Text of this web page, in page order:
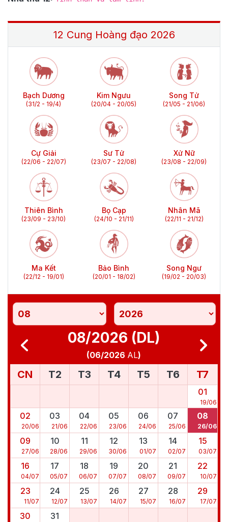
12 Cung Hoàng đạo 2026
Bạch Dương
(31/2 - 19/4)
Kim Ngưu
(20/04 - 20/05)
Song Tử
(21/05 - 21/06)
Cự Giải
(22/06 - 22/07)
Sư Tử
(23/07 - 22/08)
Xử Nữ
(23/08 - 22/09)
Thiên Bình
(23/09 - 23/10)
Bọ Cạp
(24/10 - 21/11)
Nhân Mã
(22/11 - 21/12)
Ma Kết
(22/12 - 19/01)
Bảo Bình
(20/01 - 18/02)
Song Ngư
(19/02 - 20/03)
08/2026 (DL)
(06/2026 AL)
CN T2 T3 T4 T5 T6 T7
01
19/06
02
20/06
03
21/06
04
22/06
05
23/06
06
24/06
07
25/06
08
26/06
09
27/06
10
28/06
11
29/06
12
30/06
13
01/07
14
02/07
15
03/07
16
04/07
17
05/07
18
06/07
19
07/07
20
08/07
21
09/07
22
10/07
23
11/07
24
12/07
25
13/07
26
14/07
27
15/07
28
16/07
29
17/07
30 31